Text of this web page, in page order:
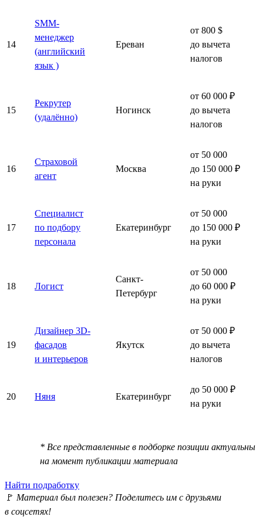
14
SMM-
менеджер
(английский
язык )
Ереван
от 800 $
до вычета
налогов
15
Рекрутер
(удалённо)
Ногинск
от 60 000 ₽
до вычета
налогов
16
Страховой
агент
Москва
от 50 000
до 150 000 ₽
на руки
17
Специалист
по подбору
персонала
Екатеринбург
от 50 000
до 150 000 ₽
на руки
18 Логист
Санкт-
Петербург
от 50 000
до 60 000 ₽
на руки
19
Дизайнер 3D-
фасадов
и интерьеров
Якутск
от 50 000 ₽
до вычета
налогов
20 Няня Екатеринбург
до 50 000 ₽
на руки
* Все представленные в подборке позиции актуальны
на момент публикации материала
Найти подработку
🚩 Материал был полезен? Поделитесь им с друзьями
в соцсетях!